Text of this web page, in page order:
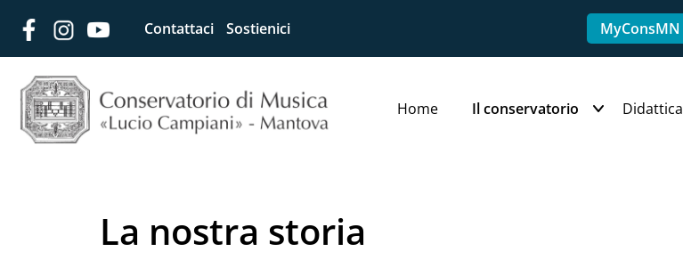
Contattaci Sostienici MyConsMN
Home Il conservatorio Didattica
La nostra storia